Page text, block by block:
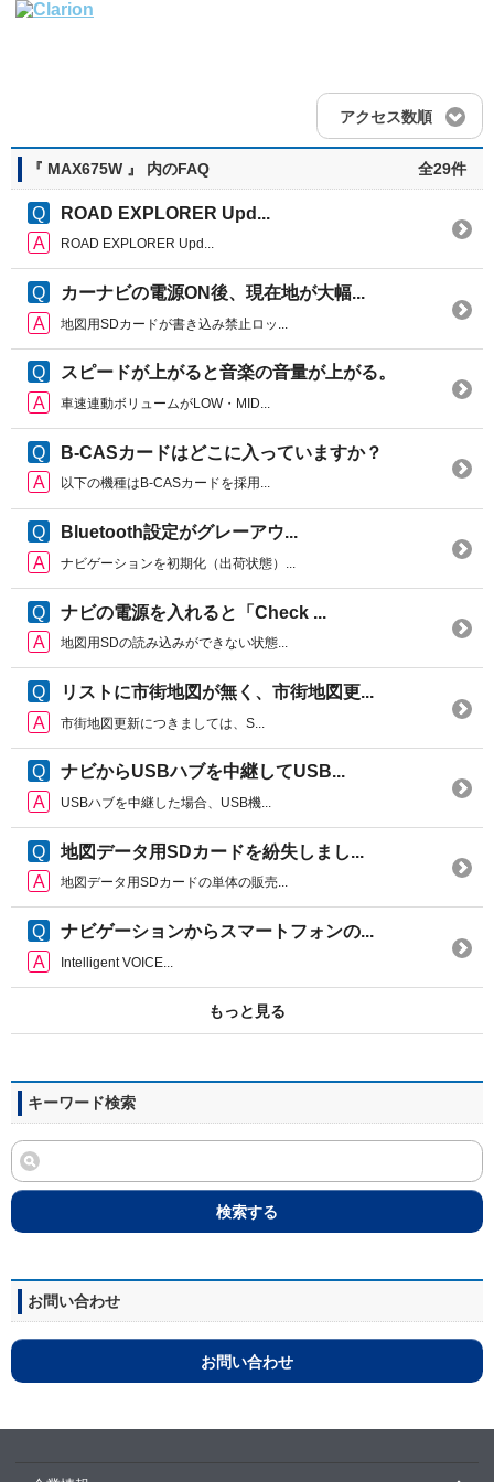
アクセス数順
『 MAX675W 』 内のFAQ 全29件
ROAD EXPLORER Upd...
ROAD EXPLORER Upd...
カーナビの電源ON後、現在地が大幅...
地図用SDカードが書き込み禁止ロッ...
スピードが上がると音楽の音量が上がる。
車速連動ボリュームがLOW・MID...
B-CASカードはどこに入っていますか？
以下の機種はB-CASカードを採用...
Bluetooth設定がグレーアウ...
ナビゲーションを初期化（出荷状態）...
ナビの電源を入れると「Check ...
地図用SDの読み込みができない状態...
リストに市街地図が無く、市街地図更...
市街地図更新につきましては、S...
ナビからUSBハブを中継してUSB...
USBハブを中継した場合、USB機...
地図データ用SDカードを紛失しまし...
地図データ用SDカードの単体の販売...
ナビゲーションからスマートフォンの...
Intelligent VOICE...
もっと見る
キーワード検索
検索する
お問い合わせ
お問い合わせ